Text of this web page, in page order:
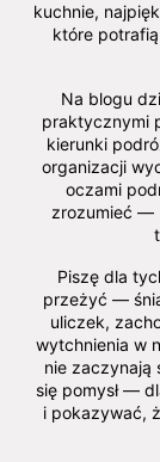
kuchnie,
które
Na blogu
praktycznymi
kierunki
organizacji
oczami
zrozumieć —
Piszę dla
przeżyć —
uliczek,
wytchnienia w
nie zaczynają
się pomysł —
i pokazywać,